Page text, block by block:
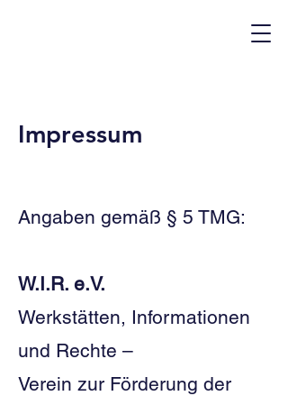
Impressum
Angaben gemäß § 5 TMG:
W.I.R. e.V.
Werkstätten, Informationen
und Rechte –
Verein zur Förderung der